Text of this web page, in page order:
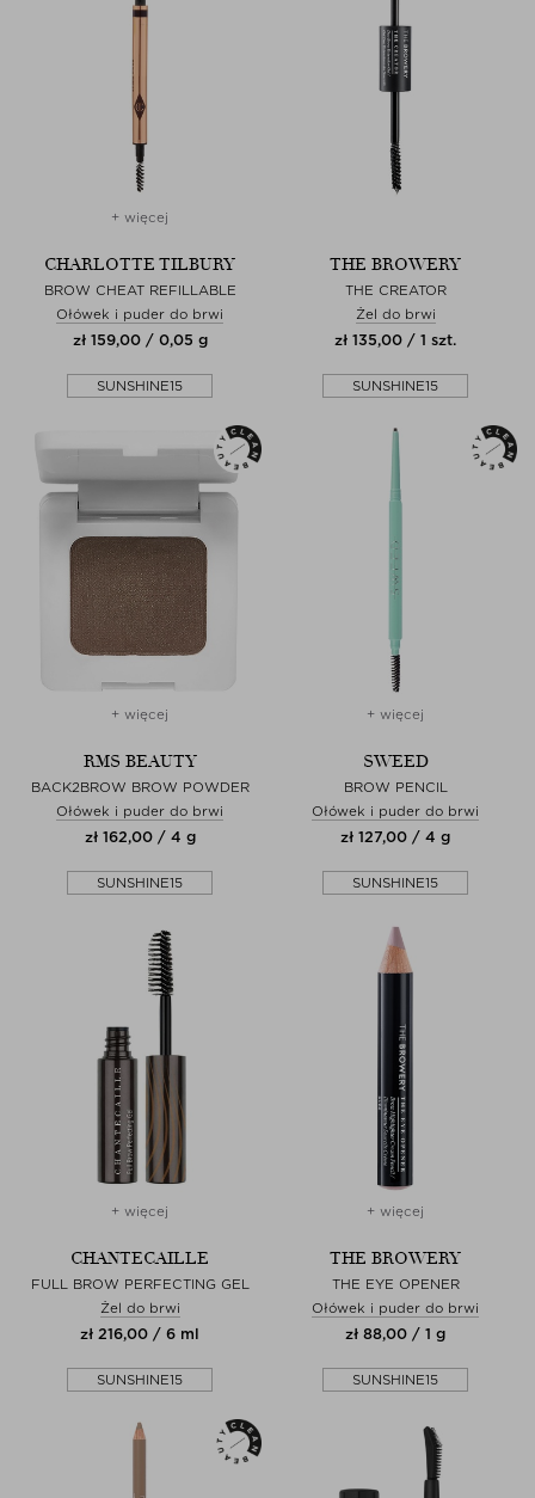
+ więcej
CHARLOTTE TILBURY
BROW CHEAT REFILLABLE
Ołówek i puder do brwi
zł 159,00 / 0,05 g
SUNSHINE15
THE BROWERY
THE CREATOR
Żel do brwi
zł 135,00 / 1 szt.
SUNSHINE15
+ więcej
RMS BEAUTY
BACK2BROW BROW POWDER
Ołówek i puder do brwi
zł 162,00 / 4 g
SUNSHINE15
+ więcej
SWEED
BROW PENCIL
Ołówek i puder do brwi
zł 127,00 / 4 g
SUNSHINE15
+ więcej
CHANTECAILLE
FULL BROW PERFECTING GEL
Żel do brwi
zł 216,00 / 6 ml
SUNSHINE15
+ więcej
THE BROWERY
THE EYE OPENER
Ołówek i puder do brwi
zł 88,00 / 1 g
SUNSHINE15